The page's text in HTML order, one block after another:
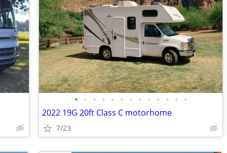
• • • • • • • • • • • • •
2022 19G 20ft Class C motorhome
7/23